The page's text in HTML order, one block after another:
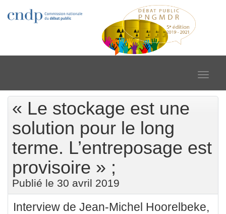
Toggle
« Le stockage est une
solution pour le long
terme. L’entreposage est
provisoire » ;
Publié le 30 avril 2019
Interview de Jean-Michel Hoorelbeke,